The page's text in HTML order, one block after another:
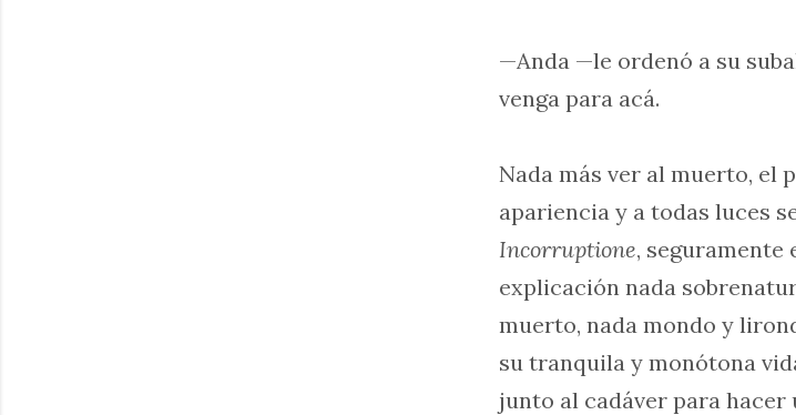
—Anda —le ordenó a su
venga para acá.
Nada más ver al muerto, el
apariencia y a todas luces
Incorruptione, seguramente
explicación nada
muerto, nada mondo y
su tranquila y monótona
junto al cadáver para hacer